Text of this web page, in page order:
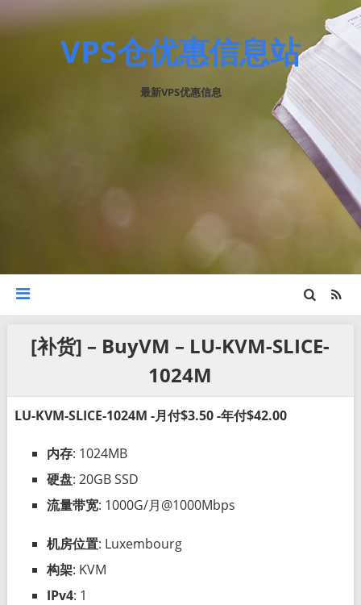
VPS仓优惠信息站
最新VPS优惠信息
[补货] – BuyVM – LU-KVM-SLICE-
1024M
LU-KVM-SLICE-1024M -月付$3.50 -年付$42.00
内存: 1024MB
硬盘: 20GB SSD
流量带宽: 1000G/月@1000Mbps
机房位置: Luxembourg
构架: KVM
IPv4: 1